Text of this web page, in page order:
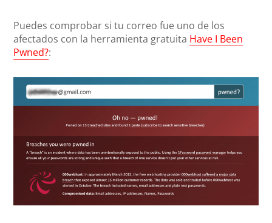
Puedes comprobar si tu correo fue uno de los
afectados con la herramienta gratuita Have I Been
Pwned?: